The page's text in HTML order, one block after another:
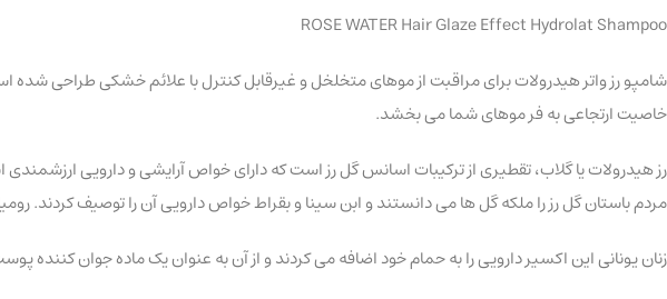
ROSE WATER Hair Glaze Effect Hydrolat Shampoo
شامپو رز واتر هیدرولات برای مراقبت از موهای متخلخل و غیرقابل کنترل با علائم خشکی طراحی
خاصیت ارتجاعی به فر موهای شما می بخشد.
رز هیدرولات یا گلاب، تقطیری از ترکیبات اسانس گل رز است که دارای خواص آرایشی و دارویی
مردم باستان گل رز را ملکه گل ها می دانستند و ابن سینا و بقراط خواص دارویی آن را توصیف کردند.
زنان یونانی این اکسیر دارویی را به حمام خود اضافه می کردند و از آن به عنوان یک ماده جوان کننده